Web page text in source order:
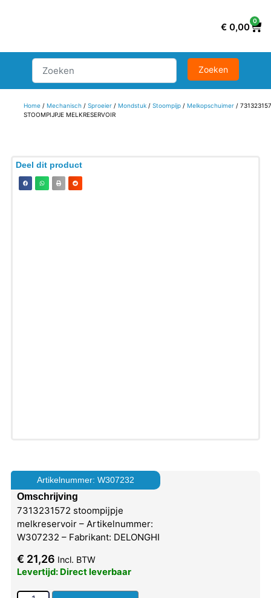
€ 0,00
0
Home/ Mechanisch/ Sproeier/ Mondstuk/ Stoompijp/ Melkopschuimer/
STOOMPIJPJE MELKRESERVOIR
Deel dit product
Artikelnummer: W307232
Omschrijving
7313231572 stoompijpje
melkreservoir – Artikelnummer:
W307232 – Fabrikant: DELONGHI
€ 21,26 Incl. BTW
Levertijd: Direct leverbaar